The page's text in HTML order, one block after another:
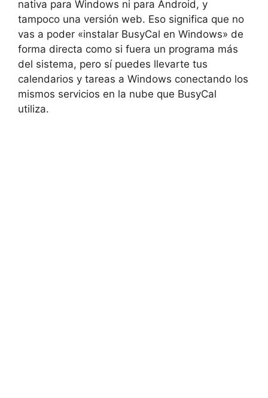
nativa para Windows ni para Android, y
tampoco una versión web. Eso significa que no
vas a poder «instalar BusyCal en Windows» de
forma directa como si fuera un programa más
del sistema, pero sí puedes llevarte tus
calendarios y tareas a Windows conectando los
mismos servicios en la nube que BusyCal
utiliza.